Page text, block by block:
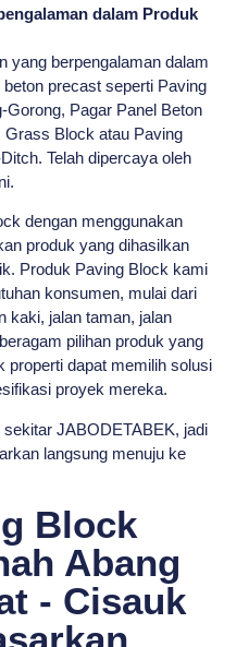
dalam Produk
yang berpengalaman dalam
precast seperti Paving
Pagar Panel Beton
Grass Block atau Paving
Telah dipercaya oleh
dengan menggunakan
produk yang dihasilkan
Produk Paving Block kami
konsumen, mulai dari
kaki, jalan taman, jalan
pilihan produk yang
properti dapat memilih solusi
proyek mereka.
JABODETABEK, jadi
langsung menuju ke
Block
Abang
- Cisauk